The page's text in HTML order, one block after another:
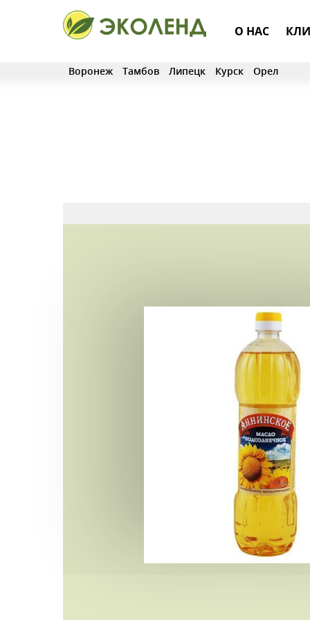
О НАС
Воронеж Тамбов Липецк Курск Орел